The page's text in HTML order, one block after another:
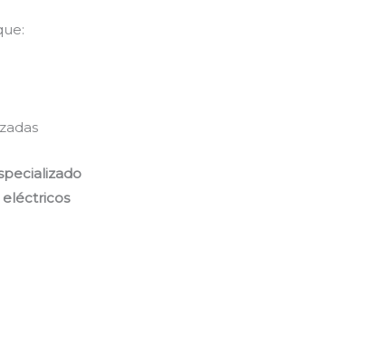
eléctricos